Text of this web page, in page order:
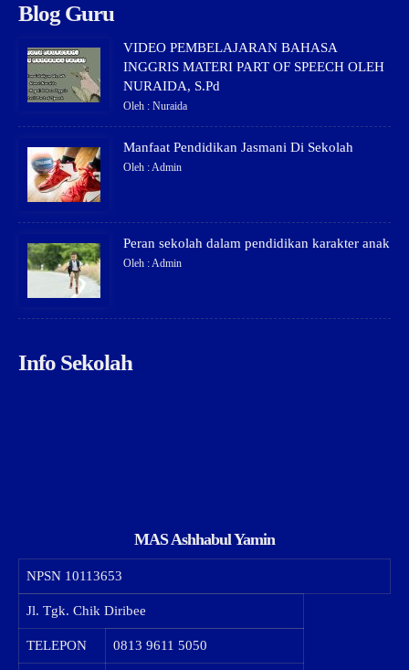
Blog Guru
VIDEO PEMBELAJARAN BAHASA
INGGRIS MATERI PART OF SPEECH OLEH
NURAIDA, S.Pd
Oleh : Nuraida
Manfaat Pendidikan Jasmani Di Sekolah
Oleh : Admin
Peran sekolah dalam pendidikan karakter anak
Oleh : Admin
Info Sekolah
MAS Ashhabul Yamin
NPSN 10113653
Jl. Tgk. Chik Diribee
TELEPON 0813 9611 5050